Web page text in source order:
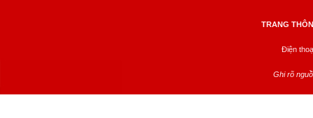
TRANG
Điện
Ghi rõ